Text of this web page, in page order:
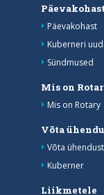
Päevakohast
Päevakohast
Kuberneri
Sündmused
Mis on
Mis on Rotary
Võta
Võta ühendust
Kuberner
Liikmetele